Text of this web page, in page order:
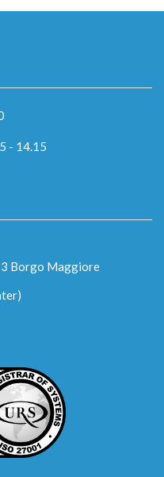
- 14.15
Borgo Maggiore